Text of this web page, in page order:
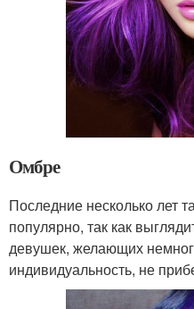
Омбре
Последние несколько лет
популярно, так как
девушек, желающих
индивидуальность, не